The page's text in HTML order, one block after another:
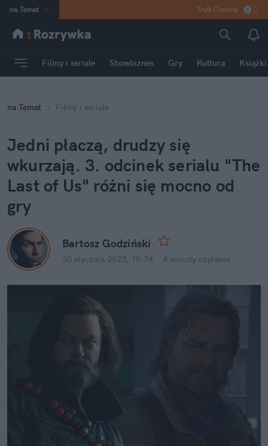
na:Temat
INN Poland
mama
Rozrywka
Tryb Ciemny
Filmy i seriale Showbiznes Gry Kultura Książki
na:Temat Filmy i seriale
Jedni płaczą, drudzy się
wkurzają. 3. odcinek serialu "The
Last of Us" różni się mocno od
gry
Bartosz Godziński
30 stycznia 2023, 18:34 4 minuty czytania